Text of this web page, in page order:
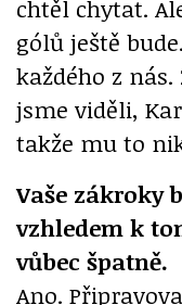
chtěl chytat.
gólů ještě
každého z
jsme viděli,
takže mu to
Vaše zákroky
vzhledem k
vůbec špatně.
Ano.